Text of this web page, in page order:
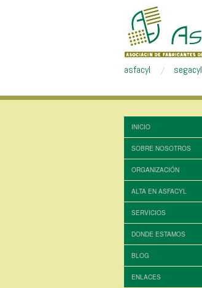
asfacyl segacyl
INICIO
SOBRE NOSOTROS
ORGANIZACIÓN
ALTA EN ASFACYL
SERVICIOS
DONDE ESTAMOS
BLOG
ENLACES